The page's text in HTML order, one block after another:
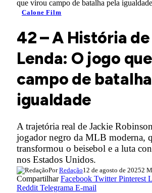
que virou campo de batalha pela igualdade
Calone Film
42 – A História
Lenda: O jogo
campo de
igualdade
A trajetória real de Jackie
jogador negro da MLB moderna,
transformou o beisebol e a luta
nos Estados Unidos.
Por Redação12 de agosto de 20252
CompartilharFacebook Twitter Pinterest
Reddit Telegrama E-mail